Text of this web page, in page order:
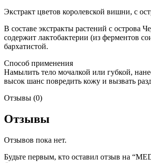
Экстракт цветов королевской вишни, с
В составе экстракты растений с острова
содержит лактобактерии (из ферментов
бархатистой.
Способ применения
Намылить тело мочалкой или губкой,
высок шанс повредить кожу и вызвать
Отзывы (0)
Отзывы
Отзывов пока нет.
Будьте первым, кто оставил отзыв на